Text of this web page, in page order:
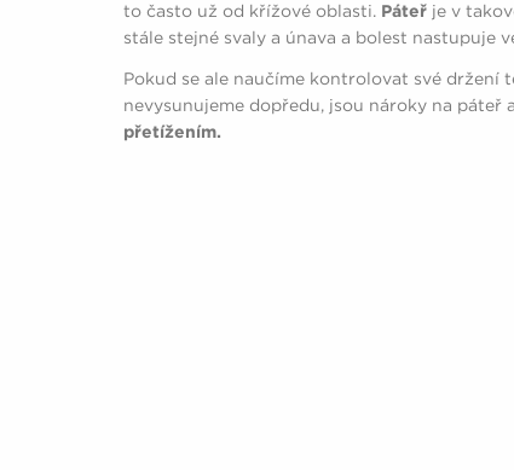
to často už od křížové oblasti. Páteř je v
stále stejné svaly a únava a bolest nastupuje
Pokud se ale naučíme kontrolovat své držení
nevysunujeme dopředu, jsou nároky na páteř
přetížením.